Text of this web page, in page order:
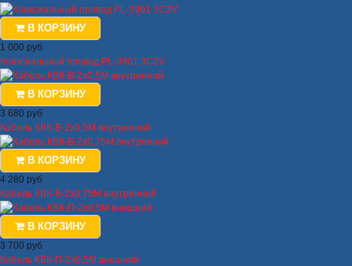
В КОРЗИНУ
1 000 руб
Коаксиальный провод PL-3901 3C2V
В КОРЗИНУ
3 680 руб
Кабель КВК-В-2x0,5М внутренний
В КОРЗИНУ
4 280 руб
Кабель КВК-В-2x0,75М внутренний
В КОРЗИНУ
3 700 руб
Кабель КВК-П-2x0,5М внешний